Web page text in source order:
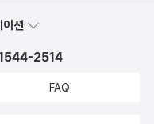
션
2514
FAQ